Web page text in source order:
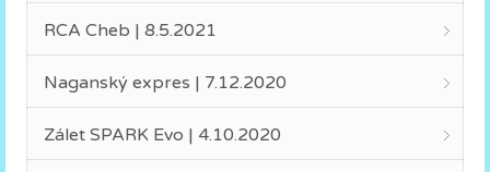
RCA Cheb | 8.5.2021
Naganský expres | 7.12.2020
Zálet SPARK Evo | 4.10.2020